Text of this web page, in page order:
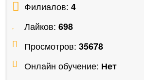
Филиалов: 4
Лайков: 698
Просмотров: 35678
Онлайн обучение: Нет